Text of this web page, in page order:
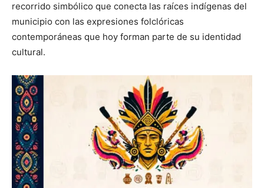
recorrido simbólico que conecta las raíces indígenas del
municipio con las expresiones folclóricas
contemporáneas que hoy forman parte de su identidad
cultural.